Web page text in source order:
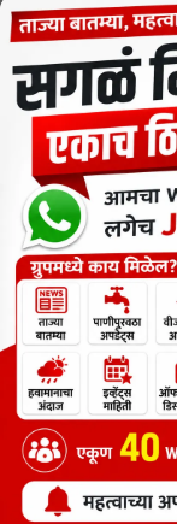
MENU
CODE OF ETHICS
Contact Us
Privacy Policy
Short News
ThemeNcode PDF
वाचकांना विनम्र सूचना
Nashik Calling -